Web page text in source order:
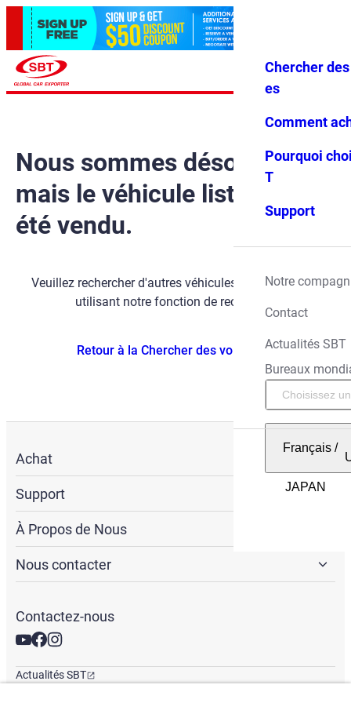
Se conne
Favoris Menu
Chercher
es
Comment
Pourquoi
T
Support
Notre
Contact
Actualités SBT
Bureaux
Français/
Nous sommes désolés,
mais le véhicule listé a déjà
été vendu.
Veuillez rechercher d'autres véhicules disponibles en
utilisant notre fonction de recherche.
Retour à la Chercher des voitures
Achat
Support
À Propos de Nous
Nous contacter
Contactez-nous
Actualités SBT